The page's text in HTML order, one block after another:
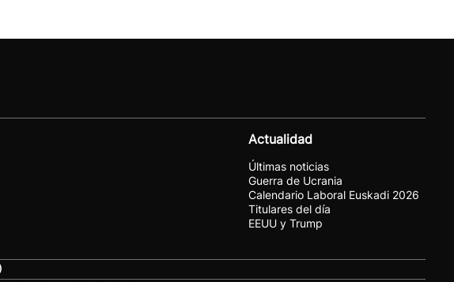
Actualidad
Últimas noticias
Guerra de Ucrania
Calendario Laboral Euskadi 2026
Titulares del día
EEUU y Trump